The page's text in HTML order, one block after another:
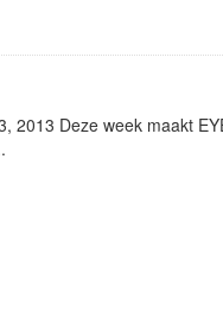
2013 Deze week maakt